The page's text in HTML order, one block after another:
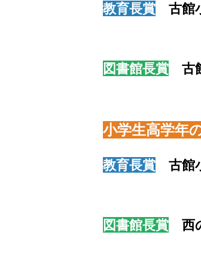
教育長賞 古館
図書館長賞 古
小学生高学年
教育長賞 古館
図書館長賞 西